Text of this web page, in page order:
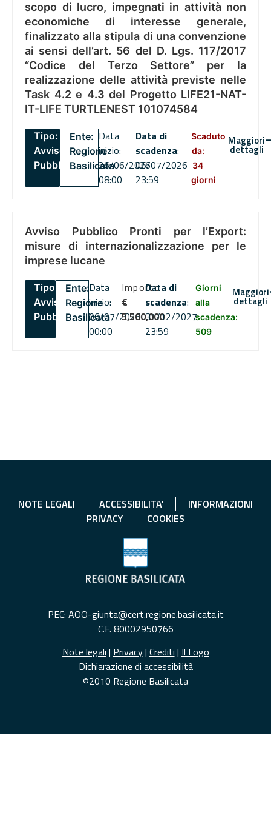
scopo di lucro, impegnati in attività non
economiche di interesse generale,
finalizzato alla stipula di una convenzione
ai sensi dell’art. 56 del D. Lgs. 117/2017
“Codice del Terzo Settore” per la
realizzazione delle attività previste nelle
Task 4.2 e 4.3 del Progetto LIFE21-NAT-
IT-LIFE TURTLENEST 101074584
Tipo:
Avviso
Pubblico
Ente:
Regione
Basilicata
Data
inizio:
26/06/2026
08:00
Data di
scadenza:
06/07/2026
23:59
Scaduto
da:
34
giorni
Maggiori
dettagli
Avviso Pubblico Pronti per l’Export:
misure di internazionalizzazione per le
imprese lucane
Tipo:
Avviso
Pubblico
Ente:
Regione
Basilicata
Data
inizio:
06/07/2026
00:00
Importo
€
5,500,000
Data di
scadenza:
31/12/2027
23:59
Giorni
alla
scadenza:
509
Maggiori
dettagli
NOTE LEGALI ACCESSIBILITA'
INFORMAZIONI
PRIVACY
COOKIES
PEC: AOO-giunta@cert.regione.basilicata.it
C.F. 80002950766
Note legali | Privacy| Crediti | Il Logo
Dichiarazione di accessibilità
©2010 Regione Basilicata